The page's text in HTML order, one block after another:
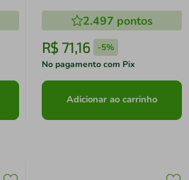
2.497 pontos
R$ 71,16 -5%
No pagamento com Pix
Adicionar ao carrinho